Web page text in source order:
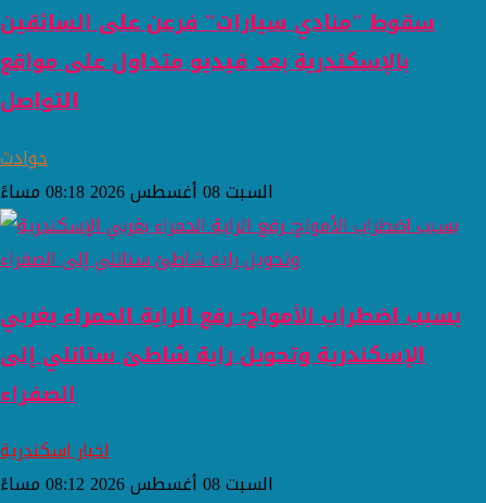
سقوط "منادي سيارات" فرعن على السائقين
بالإسكندرية بعد فيديو متداول على مواقع
التواصل
حوادث
السبت 08 أغسطس 2026 08:18 مساءً
بسبب اضطراب الأمواج: رفع الراية الحمراء بغربي
الإسكندرية وتحويل راية شاطئ ستانلي إلى
الصفراء
اخبار اسكندرية
السبت 08 أغسطس 2026 08:12 مساءً